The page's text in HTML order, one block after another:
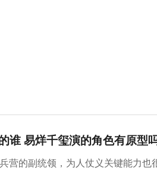
谁 易烊千玺演的角色有原型
营的副统领，为人仗义关键能力